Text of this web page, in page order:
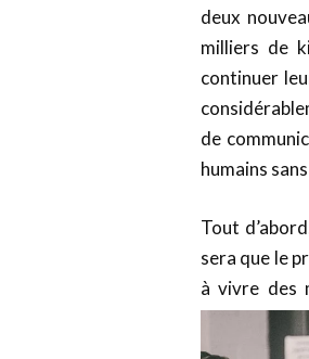
deux
milliers de
continuer
de
humains
Tout
sera que le
à vivre des